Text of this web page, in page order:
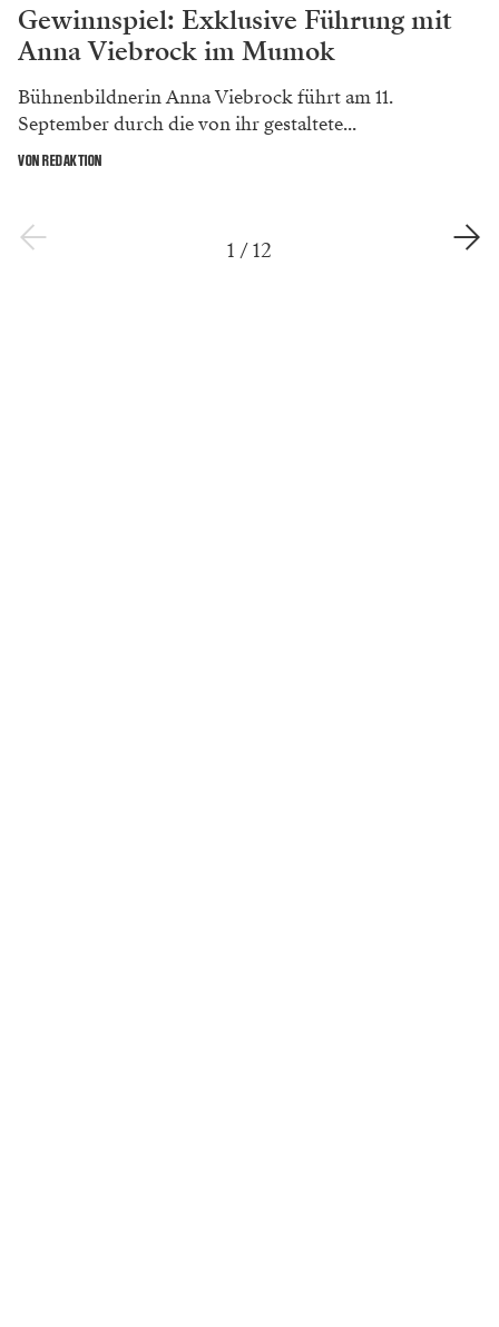
Gewinnspiel: Exklusive Führung mit
Anna Viebrock im Mumok
Bühnenbildnerin Anna Viebrock führt am 11.
September durch die von ihr gestaltete...
VON REDAKTION
1 /12